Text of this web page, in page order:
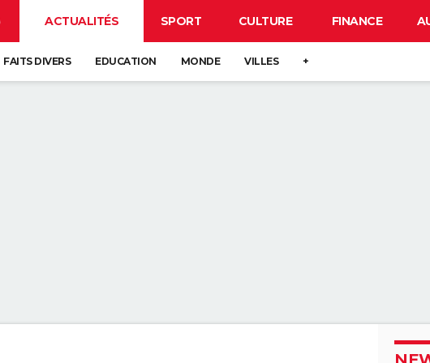
ACTUALITÉS SPORT CULTURE FINANCE
FAITS DIVERS EDUCATION MONDE VILLES +